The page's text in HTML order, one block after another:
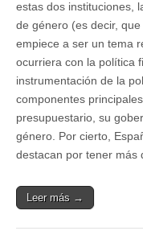
estas dos instituciones,
de género (es decir,
empiece a ser un tema
ocurriera con la política
instrumentación de la
componentes
presupuestario, su
género. Por cierto,
destacan por tener más
Leer más →